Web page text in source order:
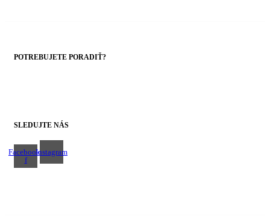
POTREBUJETE PORADIŤ?
SLEDUJTE NÁS
Facebook-
f
Instagram